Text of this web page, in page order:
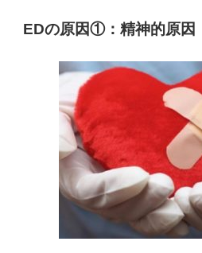
EDの原因①：精神的原因